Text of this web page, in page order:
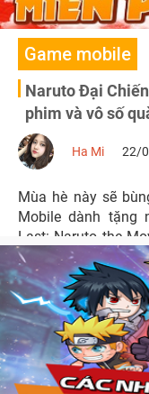
Game mobile
Naruto Đại
phim và vô số
Ha Mi 22/
Mùa hè này sẽ
Mobile dành tặng
Last: Naruto the
giá hàng triệu đồng.